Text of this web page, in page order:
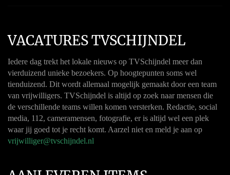
VACATURES TVSCHIJNDEL
Iedere dag trekt het lokale nieuws op TVSchijndel meer dan
vierduizend unieke bezoekers. Op hoogtepunten soms wel
tienduizend. Dit wordt allemaal mogelijk gemaakt door een team
van vrijwilligers. TVSchijndel is altijd op zoek naar mensen die
de verschillende teams willen komen versterken. Redactie, social
media, 112, cameramensen, fotografie, er is altijd wel een plek
waar jij goed tot je recht komt. Aarzel niet en meld je aan op
vrijwilliger@tvschijndel.nl